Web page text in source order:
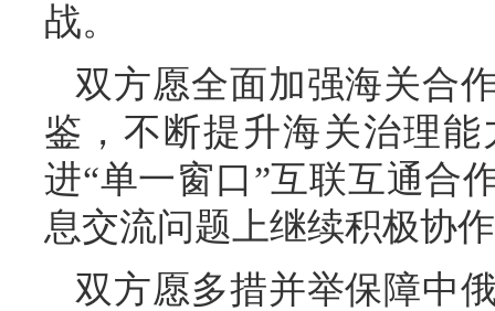
战。
双方愿全面加强海关合
鉴，不断提升海关治理
进“单一窗口”互联互通合
息交流问题上继续积极协
双方愿多措并举保障中